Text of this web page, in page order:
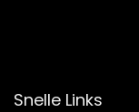
Snelle Links